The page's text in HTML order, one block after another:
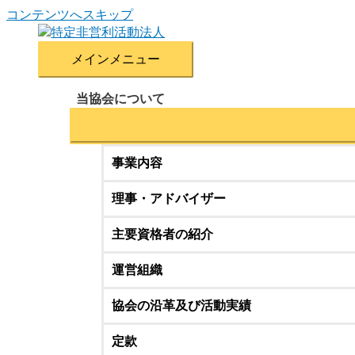
コンテンツへスキップ
メインメニュー
当協会について
事業内容
理事・アドバイザー
主要資格者の紹介
運営組織
協会の沿革及び活動実績
定款